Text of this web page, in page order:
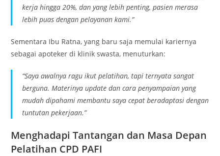
kerja hingga 20%, dan yang lebih penting, pasien merasa
lebih puas dengan pelayanan kami.”
Sementara Ibu Ratna, yang baru saja memulai kariernya
sebagai apoteker di klinik swasta, menuturkan:
“Saya awalnya ragu ikut pelatihan, tapi ternyata sangat
berguna. Materinya update dan cara penyampaian yang
mudah dipahami membantu saya cepat beradaptasi dengan
tuntutan pekerjaan.”
Menghadapi Tantangan dan Masa Depan
Pelatihan CPD PAFI